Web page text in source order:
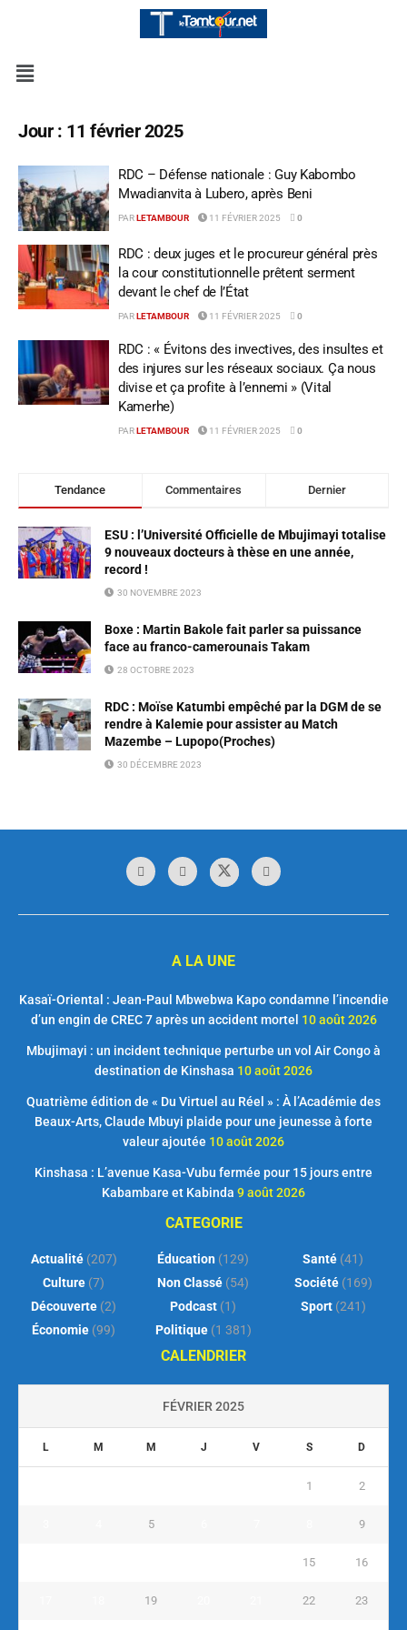
Jour : 11 février 2025
RDC – Défense nationale : Guy Kabombo
Mwadianvita à Lubero, après Beni
PAR LETAMBOUR 11 FÉVRIER 2025 0
RDC : deux juges et le procureur général près
la cour constitutionnelle prêtent serment
devant le chef de l’État
PARLETAMBOUR 11 FÉVRIER 2025 0
RDC : « Évitons des invectives, des insultes et
des injures sur les réseaux sociaux. Ça nous
divise et ça profite à l’ennemi » (Vital
Kamerhe)
PARLETAMBOUR 11 FÉVRIER 2025 0
Tendance Commentaires Dernier
ESU : l’Université Officielle de Mbujimayi totalise
9 nouveaux docteurs à thèse en une année,
record !
30 NOVEMBRE 2023
Boxe : Martin Bakole fait parler sa puissance
face au franco-camerounais Takam
28 OCTOBRE 2023
RDC : Moïse Katumbi empêché par la DGM de se
rendre à Kalemie pour assister au Match
Mazembe – Lupopo(Proches)
30 DÉCEMBRE 2023
A LA UNE
Kasaï-Oriental : Jean-Paul Mbwebwa Kapo condamne l’incendie
d’un engin de CREC 7 après un accident mortel 10 août 2026
Mbujimayi : un incident technique perturbe un vol Air Congo à
destination de Kinshasa 10 août 2026
Quatrième édition de « Du Virtuel au Réel » : À l’Académie des
Beaux-Arts, Claude Mbuyi plaide pour une jeunesse à forte
valeur ajoutée 10 août 2026
Kinshasa : L’avenue Kasa-Vubu fermée pour 15 jours entre
Kabambare et Kabinda 9 août 2026
CATEGORIE
Actualité(207)
Culture (7)
Découverte (2)
Économie (99)
Éducation (129)
Non Classé (54)
Podcast (1)
Politique(1 381)
Santé (41)
Société(169)
Sport(241)
CALENDRIER
FÉVRIER 2025
L M M J V S D
1 2
5 9
15 16
19 22 23